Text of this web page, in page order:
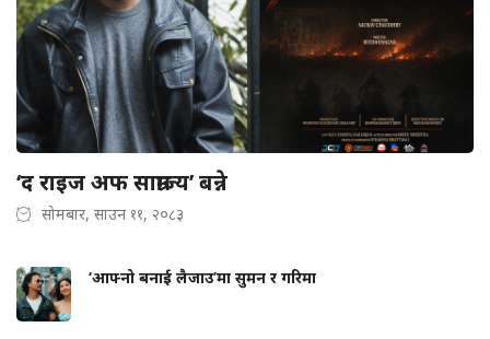
‘द राइज अफ साम्राज्य’ बन्ने
सोमबार, साउन ११, २०८३
‘आफ्नो बनाई लैजाउ’मा सुमन र गरिमा